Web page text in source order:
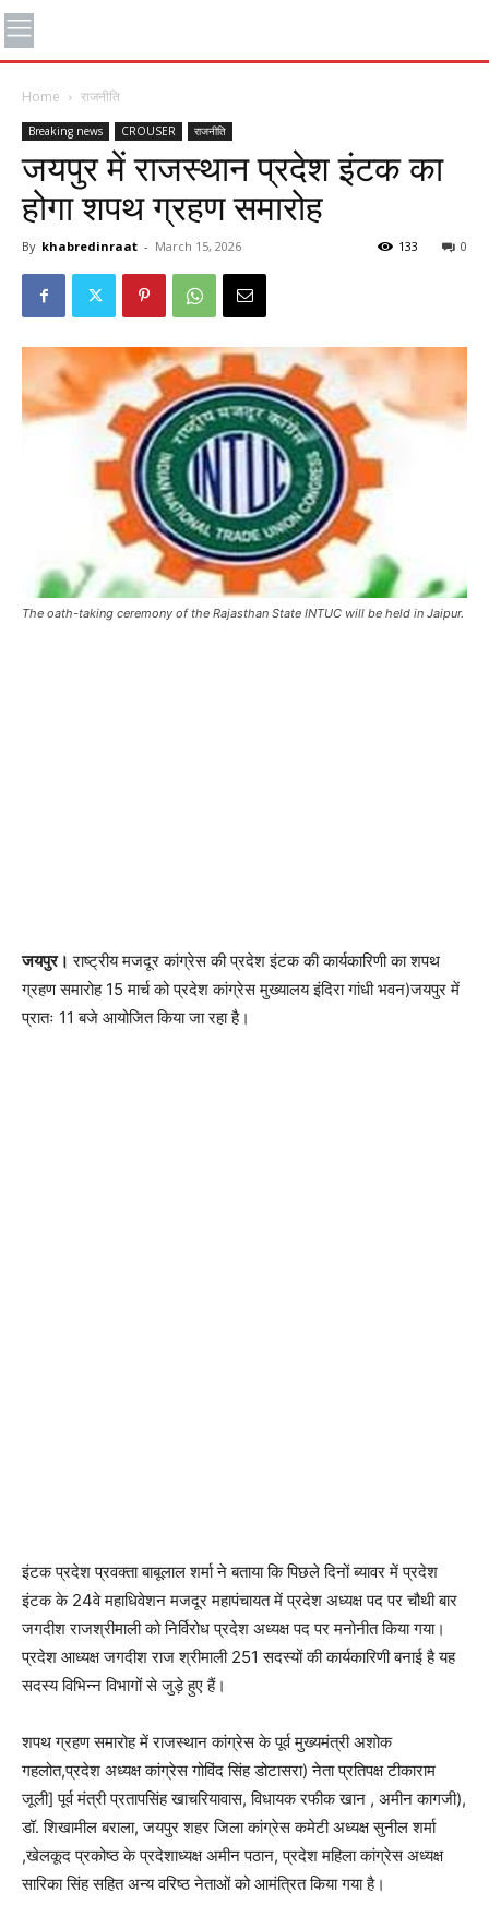
Home राजनीति
Breaking news CROUSER राजनीति
जयपुर में राजस्थान प्रदेश इंटक का
होगा शपथ ग्रहण समारोह
By khabredinraat - March 15, 2026 0
133
The oath-taking ceremony of the Rajasthan State INTUC will be held in Jaipur.
जयपुर। राष्ट्रीय मजदूर कांग्रेस की प्रदेश इंटक की कार्यकारिणी का शपथ
ग्रहण समारोह 15 मार्च को प्रदेश कांग्रेस मुख्यालय इंदिरा गांधी भवन)जयपुर में
प्रातः 11 बजे आयोजित किया जा रहा है।
इंटक प्रदेश प्रवक्ता बाबूलाल शर्मा ने बताया कि पिछले दिनों ब्यावर में प्रदेश
इंटक के 24वे महाधिवेशन मजदूर महापंचायत में प्रदेश अध्यक्ष पद पर चौथी बार
जगदीश राजश्रीमाली को निर्विरोध प्रदेश अध्यक्ष पद पर मनोनीत किया गया।
प्रदेश आध्यक्ष जगदीश राज श्रीमाली 251 सदस्यों की कार्यकारिणी बनाई है यह
सदस्य विभिन्न विभागों से जुड़े हुए हैं।
शपथ ग्रहण समारोह में राजस्थान कांग्रेस के पूर्व मुख्यमंत्री अशोक
गहलोत,प्रदेश अध्यक्ष कांग्रेस गोविंद सिंह डोटासरा) नेता प्रतिपक्ष टीकाराम
जूली] पूर्व मंत्री प्रतापसिंह खाचरियावास, विधायक रफीक खान , अमीन कागजी),
डॉ. शिखामील बराला, जयपुर शहर जिला कांग्रेस कमेटी अध्यक्ष सुनील शर्मा
,खेलकूद प्रकोष्ठ के प्रदेशाध्यक्ष अमीन पठान, प्रदेश महिला कांग्रेस अध्यक्ष
सारिका सिंह सहित अन्य वरिष्ठ नेताओं को आमंत्रित किया गया है।